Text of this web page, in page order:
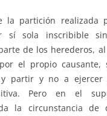
la partición realizada
sí sola inscribible
de los herederos,
el propio causante,
partir y no a ejercer
Pero en el
la circunstancia de